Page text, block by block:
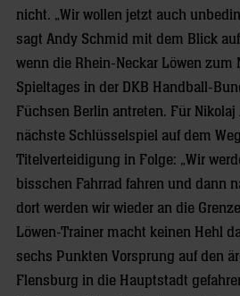
nicht. „Wir wollen jetzt auch
sagt Andy Schmid mit dem Blick
wenn die Rhein-Neckar Löwen zum
Spieltages in der DKB Handball-
Füchsen Berlin antreten. Für Nikolaj
nächste Schlüsselspiel auf dem
Titelverteidigung in Folge: „Wir
bisschen Fahrrad fahren und dann
dort werden wir wieder an die
Löwen-Trainer macht keinen Hehl
sechs Punkten Vorsprung auf den
Flensburg in die Hauptstadt